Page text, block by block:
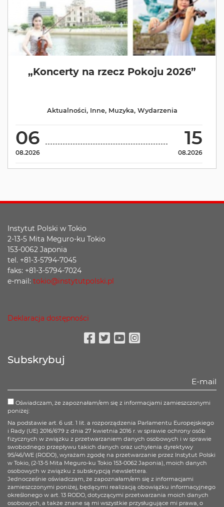
„Koncerty na rzecz Pokoju 2026”
06
08.2026
15
08.2026
Aktualności, Inne, Muzyka, Wydarzenia
Instytut Polski w Tokio
2-13-5 Mita Meguro-ku Tokio
153-0062 Japonia
tel. +81-3-5794-7045
faks: +81-3-5794-7024
e-mail: tokio@instytutpolski.pl
Deklaracja dostępności
Subskrybuj
Oświadczam, że zapoznałam/em się z informacjami zamieszczonymi
poniżej:
Na podstawie art. 6 ust. 1 lit. a rozporządzenia Parlamentu Europejskiego
i Rady (UE) 2016/679 z dnia 27 kwietnia 2016 r. w sprawie ochrony osób
fizycznych w związku z przetwarzaniem danych osobowych i w sprawie
swobodnego przepływu takich danych oraz uchylenia dyrektywy
95/46/WE (RODO), wyrażam zgodę na przetwarzanie przez Instytut Polski
w Tokio, (2-13-5 Mita Meguro-ku Tokio 153-0062 Japonia), moich danych
osobowych w związku z subskrypcją newslettera.
Jednocześnie oświadczam, że zapoznałam/em się z informacjami
zamieszczonymi poniżej, będącymi realizacją obowiązku informacyjnego
określonego w art. 13 RODO, dotyczącymi przetwarzania moich danych
osobowych, a także znane są mi wszystkie przysługujące mi prawa, o